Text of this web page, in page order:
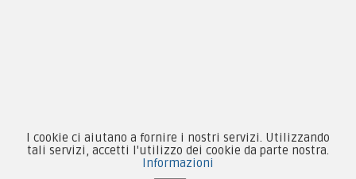
Contattaci su Facebook
I cookie ci aiutano a fornire i nostri servizi. Utilizzando
tali servizi, accetti l'utilizzo dei cookie da parte nostra.
Informazioni